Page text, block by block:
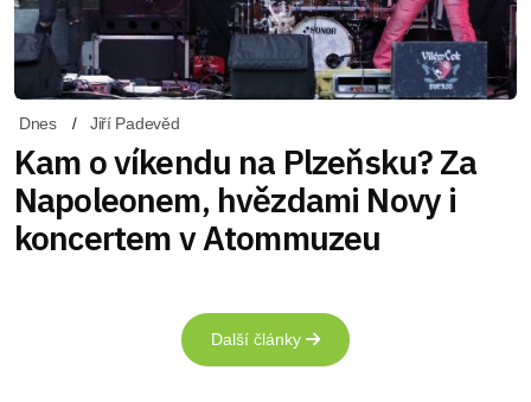
Dnes Jiří Padevěd
Kam o víkendu na Plzeňsku? Za
Napoleonem, hvězdami Novy i
koncertem v Atommuzeu
Další články